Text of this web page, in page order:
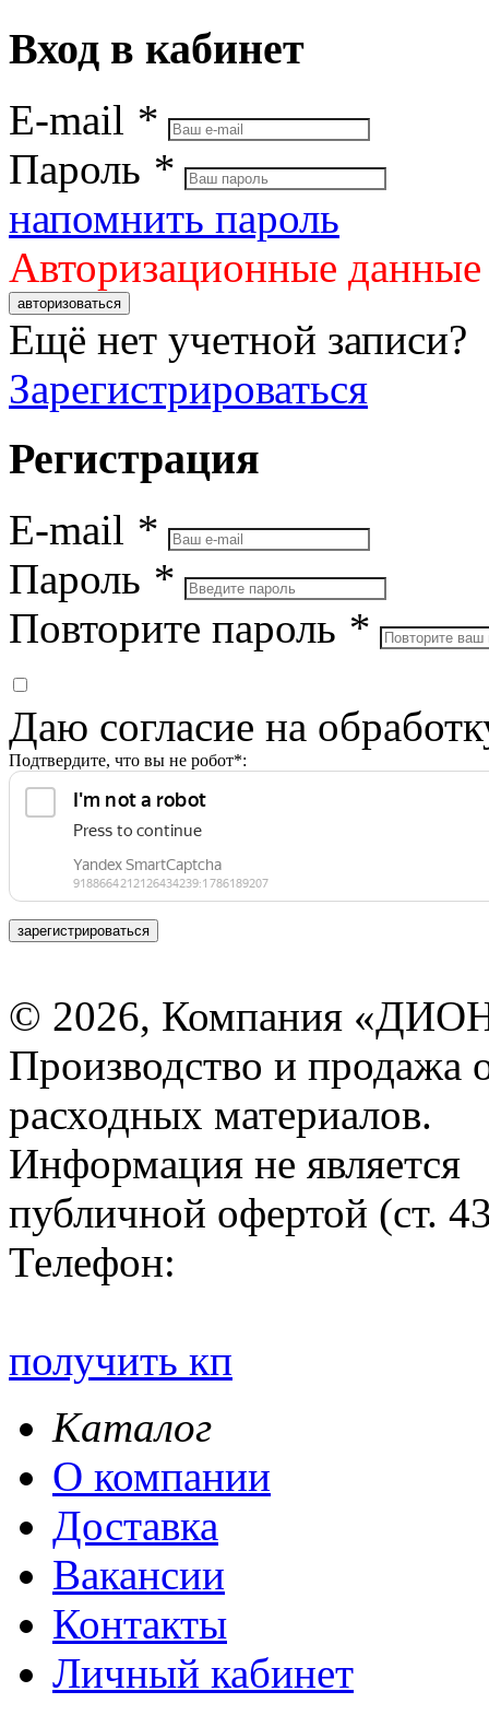
Вход в кабинет
E-mail *
Пароль *
напомнить пароль
Авторизационные
авторизоваться
Ещё нет учетной записи?
Зарегистрироваться
Регистрация
E-mail *
Пароль *
Повторите пароль *
Даю согласие на
Подтвердите, что вы не робот*:
зарегистрироваться
© 2026, Компания
Производство и продажа
расходных материалов.
Информация не является
публичной офертой (ст.
Телефон:
получить кп
Каталог
О компании
Доставка
Вакансии
Контакты
Личный кабинет